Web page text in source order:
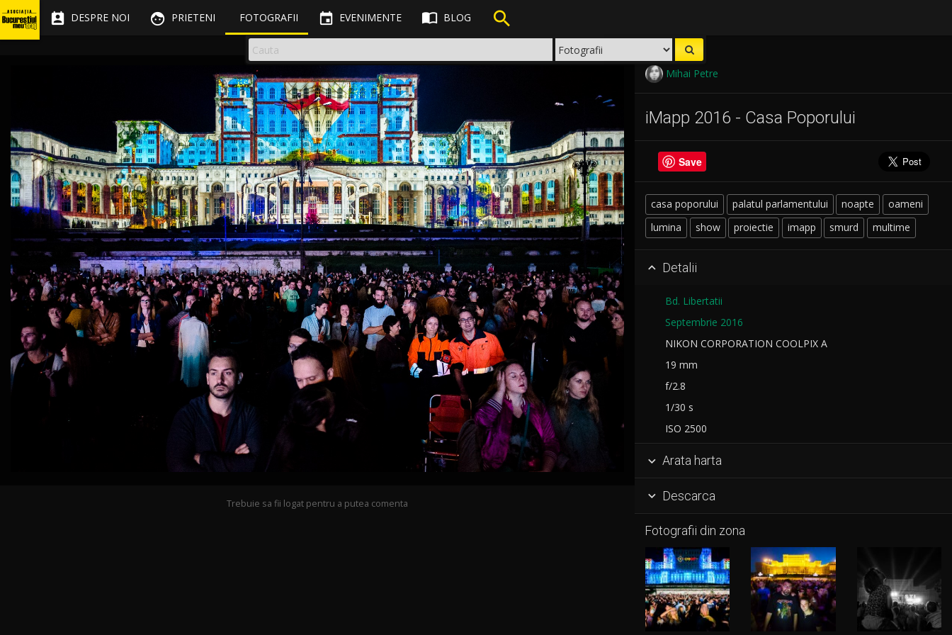
 DESPRE NOI  PRIETENI FOTOGRAFII  EVENIMENTE  BLOG 
Mihai Petre
iMapp 2016 - Casa Poporului
Save
casa poporului palatul parlamentului noapte
oameni
lumina
show proiectie imapp smurd multime
 Detalii
Bd. Libertatii
Septembrie 2016
NIKON CORPORATION COOLPIX A
19 mm
f/2.8
1/30 s
ISO 2500
 Arata harta
 Descarca
Fotografii din zona
Trebuie sa fii logat pentru a putea comenta